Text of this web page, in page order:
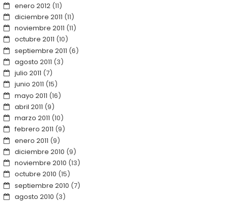
enero 2012(11)
diciembre 2011 (11)
noviembre 2011 (11)
octubre 2011 (10)
septiembre 2011 (6)
agosto 2011 (3)
julio 2011 (7)
junio 2011 (15)
mayo 2011 (16)
abril 2011 (9)
marzo 2011 (10)
febrero 2011 (9)
enero 2011 (9)
diciembre 2010 (9)
noviembre 2010 (13)
octubre 2010 (15)
septiembre 2010 (7)
agosto 2010 (3)